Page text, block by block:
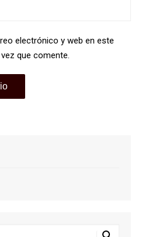
electrónico y web en este
que comente.